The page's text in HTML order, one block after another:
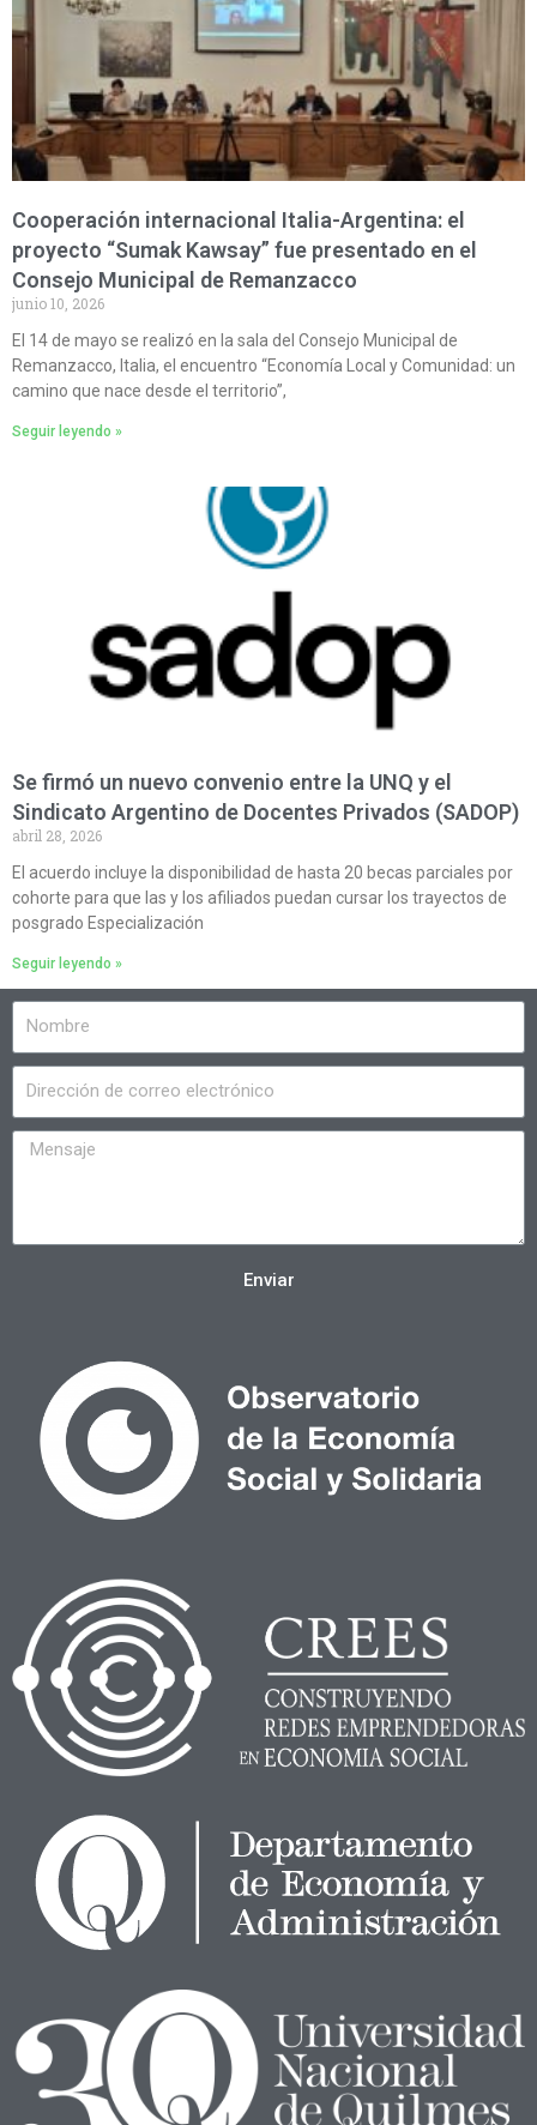
Cooperación internacional Italia-Argentina: el
proyecto “Sumak Kawsay” fue presentado en el
Consejo Municipal de Remanzacco
junio 10, 2026
El 14 de mayo se realizó en la sala del Consejo Municipal de
Remanzacco, Italia, el encuentro “Economía Local y Comunidad: un
camino que nace desde el territorio”,
Seguir leyendo »
Se firmó un nuevo convenio entre la UNQ y el
Sindicato Argentino de Docentes Privados (SADOP)
abril 28, 2026
El acuerdo incluye la disponibilidad de hasta 20 becas parciales por
cohorte para que las y los afiliados puedan cursar los trayectos de
posgrado Especialización
Seguir leyendo »
Enviar